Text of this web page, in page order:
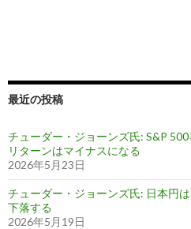
最近の投稿
チューダー・ジョーンズ氏: S&P
リターンはマイナスになる
2026年5月23日
チューダー・ジョーンズ氏: 日本円
下落する
2026年5月19日